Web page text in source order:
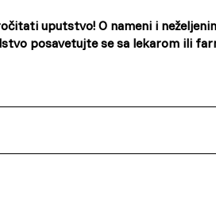
uputstvo! O nameni i
posavetujte se sa lekarom ili